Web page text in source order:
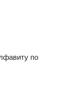
по